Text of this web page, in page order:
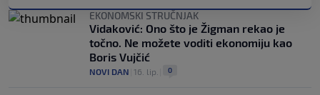
EKONOMSKI STRUČNJAK
Vidaković: Ono što je Žigman rekao je
točno. Ne možete voditi ekonomiju kao
Boris Vujčić
NOVI DAN 16. lip. 0